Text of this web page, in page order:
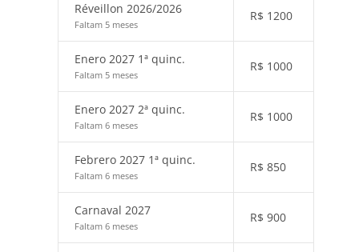
Réveillon 2026/2026
Faltam 5 meses
R$ 1200
Enero 2027 1ª quinc.
Faltam 5 meses
R$ 1000
Enero 2027 2ª quinc.
Faltam 6 meses
R$ 1000
Febrero 2027 1ª quinc.
Faltam 6 meses
R$ 850
Carnaval 2027
Faltam 6 meses
R$ 900